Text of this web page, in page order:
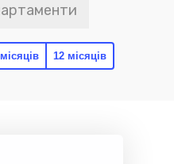
12 мiсяцiв